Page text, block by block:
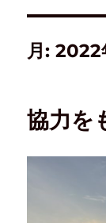
月:2022
協力を